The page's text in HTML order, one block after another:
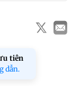
tiên
dẫn.